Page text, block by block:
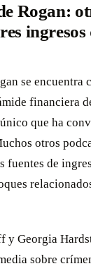
Rogan:
se encuentra
financiera
que ha
otros
fuentes de
Georgia
sobre